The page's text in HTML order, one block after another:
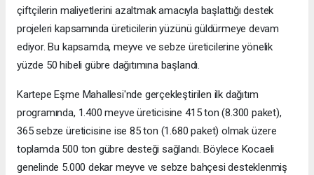
çiftçilerin maliyetlerini azaltmak amacıyla başlattığı destek
projeleri kapsamında üreticilerin yüzünü güldürmeye devam
ediyor. Bu kapsamda, meyve ve sebze üreticilerine yönelik
yüzde 50 hibeli gübre dağıtımına başlandı.
Kartepe Eşme Mahallesi'nde gerçekleştirilen ilk dağıtım
programında, 1.400 meyve üreticisine 415 ton (8.300 paket),
365 sebze üreticisine ise 85 ton (1.680 paket) olmak üzere
toplamda 500 ton gübre desteği sağlandı. Böylece Kocaeli
genelinde 5.000 dekar meyve ve sebze bahçesi desteklenmiş